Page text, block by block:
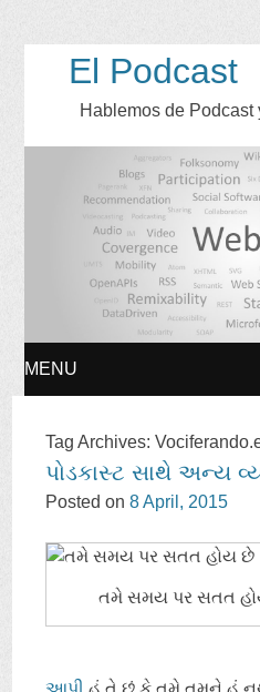
El Podcast
Hablemos de Podcast
MENU
TO
Tag Archives:
પોડકાસ્ટ સાથે અન્ય
Posted on 8April , 2015
તમે સમય પર સતત
આપીહું તે છું કે તમે તમને હું